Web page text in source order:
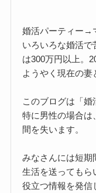
婚活パーティー→
いろいろな婚活で
は300万円以上。
ようやく現在の妻
このブログは「婚
特に男性の場合は
間を失います。
みなさんには短期
生活を送ってもら
役立つ情報を発信